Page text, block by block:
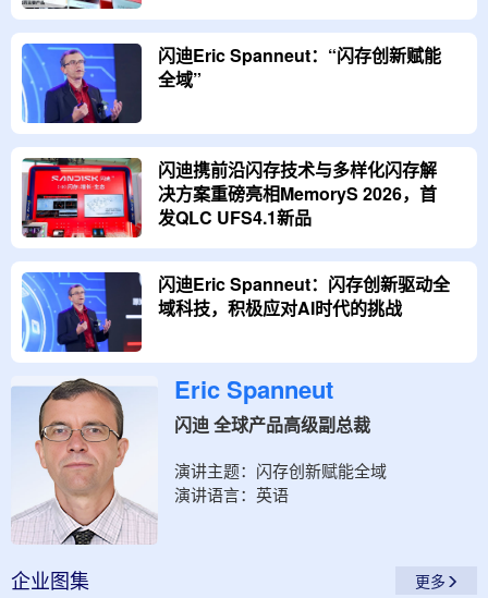
闪迪Eric Spanneut：“闪存创新赋能
全域”
闪迪携前沿闪存技术与多样化闪存解
决方案重磅亮相MemoryS 2026，首
发QLC UFS4.1新品
闪迪Eric Spanneut：闪存创新驱动全
域科技，积极应对AI时代的挑战
Eric Spanneut
闪迪 全球产品高级副总裁
演讲主题： 闪存创新赋能全域
演讲语言： 英语
企业图集 更多